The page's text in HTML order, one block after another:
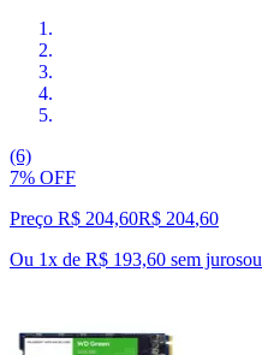
(6)
7% OFF
Preço R$ 204,60R$ 204,60
Ou 1x de R$ 193,60 sem jurosou